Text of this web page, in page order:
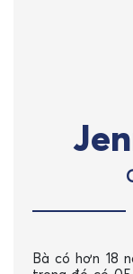
Bà có hơn 18